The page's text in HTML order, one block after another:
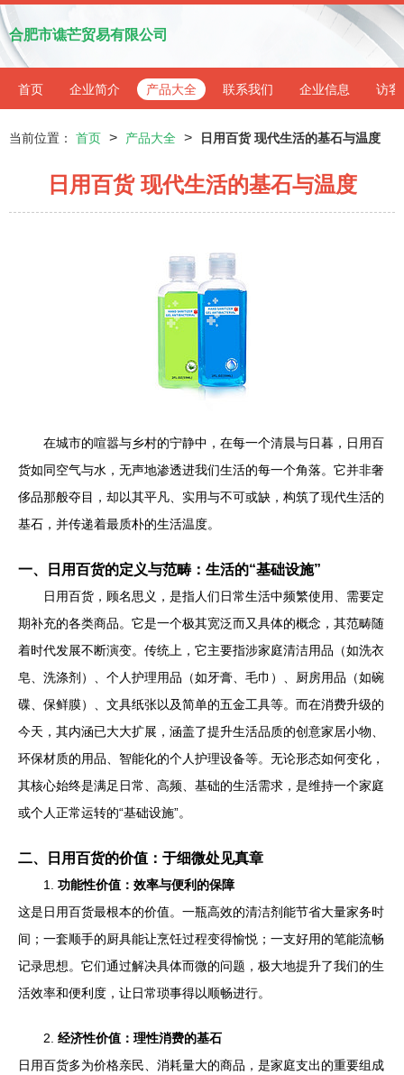
合肥市谯芒贸易有限公司
首页 企业简介 产品大全 联系我们 企业信息 访客
当前位置： 首页 > 产品大全 > 日用百货 现代生活的基石与温度
日用百货 现代生活的基石与温度
在城市的喧嚣与乡村的宁静中，在每一个清晨与日暮，日用百
货如同空气与水，无声地渗透进我们生活的每一个角落。它并非奢
侈品那般夺目，却以其平凡、实用与不可或缺，构筑了现代生活的
基石，并传递着最质朴的生活温度。
一、日用百货的定义与范畴：生活的“基础设施”
日用百货，顾名思义，是指人们日常生活中频繁使用、需要定
期补充的各类商品。它是一个极其宽泛而又具体的概念，其范畴随
着时代发展不断演变。传统上，它主要指涉家庭清洁用品（如洗衣
皂、洗涤剂）、个人护理用品（如牙膏、毛巾）、厨房用品（如碗
碟、保鲜膜）、文具纸张以及简单的五金工具等。而在消费升级的
今天，其内涵已大大扩展，涵盖了提升生活品质的创意家居小物、
环保材质的用品、智能化的个人护理设备等。无论形态如何变化，
其核心始终是满足日常、高频、基础的生活需求，是维持一个家庭
或个人正常运转的“基础设施”。
二、日用百货的价值：于细微处见真章
1. 功能性价值：效率与便利的保障
这是日用百货最根本的价值。一瓶高效的清洁剂能节省大量家务时
间；一套顺手的厨具能让烹饪过程变得愉悦；一支好用的笔能流畅
记录思想。它们通过解决具体而微的问题，极大地提升了我们的生
活效率和便利度，让日常琐事得以顺畅进行。
2. 经济性价值：理性消费的基石
日用百货多为价格亲民、消耗量大的商品，是家庭支出的重要组成